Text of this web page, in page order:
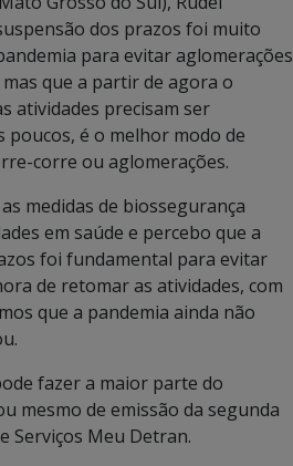
dos prazos foi muito
para evitar aglomerações
que a partir de agora o
atividades precisam ser
poucos, é o melhor modo de
corre ou aglomerações.
medidas de biossegurança
em saúde e percebo que a
foi fundamental para evitar
de retomar as atividades, com
que a pandemia ainda não
fazer a maior parte do
mesmo de emissão da segunda
Serviços Meu Detran.